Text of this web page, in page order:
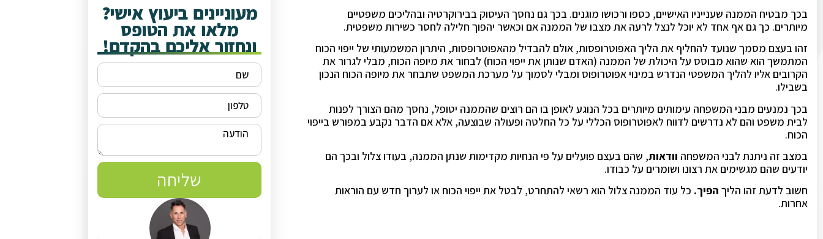
בכך מבטיח הממנה שענייניו האישיים, כספו ורכושו מוגנים. בכך גם נחסך העיסוק בבירוקרטיה ובהליכים משפטיים
מיותרים. כך גם אף אחד לא יוכל לנצל לרעה את מצבו של הממנה אם וכאשר יהפוך חלילה לחסר כשירות משפטית.
זהו בעצם מסמך שנועד להחליף את הליך האפוטרופסות, אולם להבדיל מהאפוטרופסות, היתרון המשמעותי של ייפוי הכוח
המתמשך הוא שהוא מבוסס על היכולת של הממנה (האדם שנותן את ייפוי הכוח) לבחור את מיופה הכוח, מבלי לגרור את
הקרובים אליו להליך המשפטי הנדרש במינוי אפוטרופוס ומבלי לסמוך על מערכת המשפט שתבחר את מיופה הכוח הנכון
בשבילו.
בכך נמנעים מבני המשפחה עימותים מיותרים בכל הנוגע לאופן בו הם רוצים שהממנה יטופל, נחסך מהם הצורך לפנות
לבית משפט והם לא נדרשים לדווח לאפוטרופוס הכללי על כל החלטה ופעולה שבוצעה, אלא אם הדבר נקבע במפורש בייפוי
הכוח.
במצב זה ניתנת לבני המשפחה וודאות, שהם בעצם פועלים על פי הנחיות מקדימות שנתן הממנה, בעודו צלול ובכך הם
יודעים שהם מגשימים את רצונו ושומרים על כבודו.
חשוב לדעת זהו הליך הפיך. כל עוד הממנה צלול הוא רשאי להתחרט, לבטל את ייפוי הכוח או לערוך חדש עם הוראות
אחרות.
מעוניינים ביעוץ אישי?
מלאו את הטופס
ונחזור אליכם בהקדם!
שליחה